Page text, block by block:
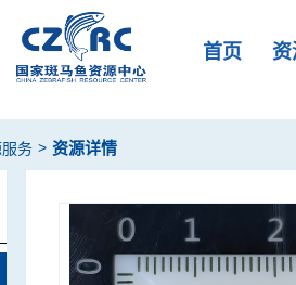
首页
务 > 资源详情